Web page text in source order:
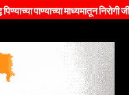
निरोगी जीवनशैलीचा संदेश